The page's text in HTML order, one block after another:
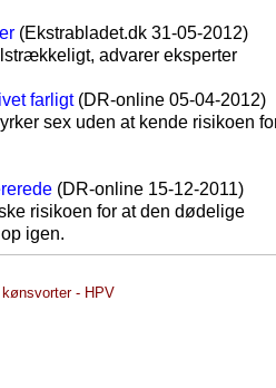
(Ekstrabladet.dk 31-05-2012)
advarer eksperter
farligt(DR-online 05-04-2012)
sex uden at kende risikoen
(DR-online 15-12-2011)
risikoen for at den dødelige
igen.
- HPV